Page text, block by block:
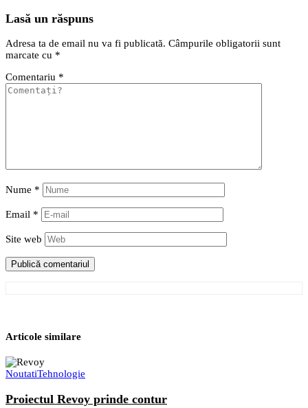
Lasă un răspuns
Adresa ta de email nu va fi publicată. Câmpurile obligatorii sunt
marcate cu *
Comentariu *
Nume *
Email *
Site web
Articole similare
NoutatiTehnologie
Proiectul Revoy prinde contur